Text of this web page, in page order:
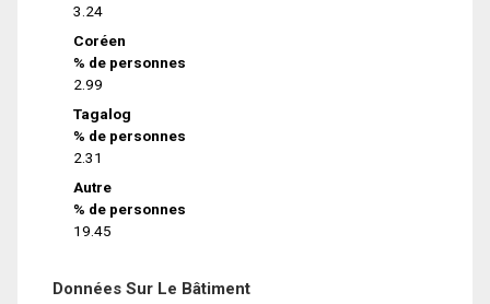
3.24
Coréen
% de personnes
2.99
Tagalog
% de personnes
2.31
Autre
% de personnes
19.45
Données Sur Le Bâtiment